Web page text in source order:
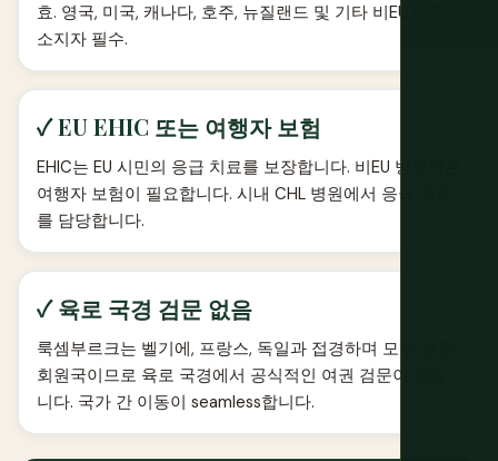
효. 영국, 미국, 캐나다, 호주, 뉴질랜드 및 기타 비EU 여권
소지자 필수.
✓ EU EHIC 또는 여행자 보험
EHIC는 EU 시민의 응급 치료를 보장합니다. 비EU 방문객은
여행자 보험이 필요합니다. 시내 CHL 병원에서 응급 치료
를 담당합니다.
✓ 육로 국경 검문 없음
룩셈부르크는 벨기에, 프랑스, 독일과 접경하며 모두 쉥겐
회원국이므로 육로 국경에서 공식적인 여권 검문이 없습
니다. 국가 간 이동이 seamless합니다.